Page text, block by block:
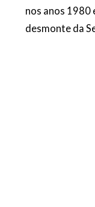
nos anos
desmonte da